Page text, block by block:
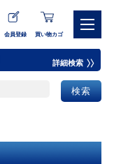
会員登録 買い物カゴ
詳細検索